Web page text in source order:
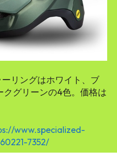
リングはホワイト、ブ
クグリーンの4色。価格は
www.specialized-
7352/